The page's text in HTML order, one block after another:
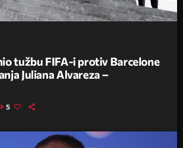
tužbu FIFA-i protiv Barcelone
Juliana Alvareza –
5